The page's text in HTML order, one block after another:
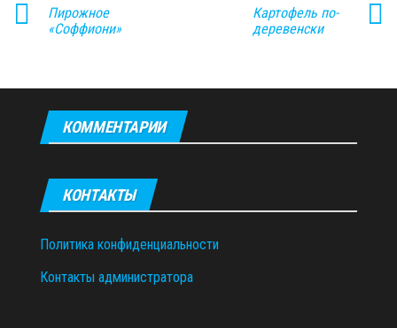
Пирожное
«Соффиони»
Картофель по-
деревенски
КОММЕНТАРИИ
КОНТАКТЫ
Политика конфиденциальности
Контакты администратора